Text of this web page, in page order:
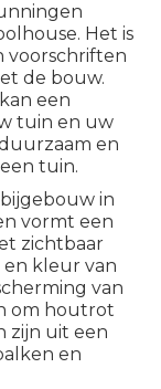
Het is
voorschriften
de bouw.
een
tuin en uw
en
tuin.
in
vormt een
zichtbaar
kleur van
van
om houtrot
zijn uit een
en